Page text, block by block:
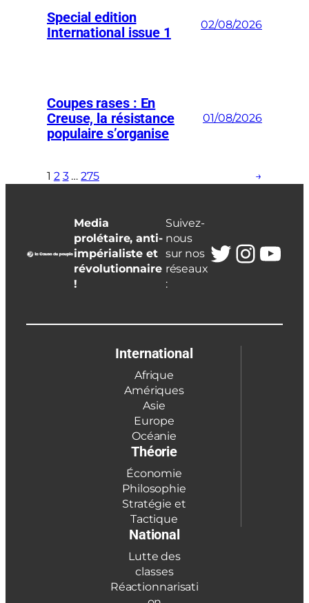
Special edition
International issue 1
02/08/2026
Coupes rases : En
Creuse, la résistance
populaire s’organise
01/08/2026
1 2 3 … 275 →
Media
prolétaire, anti-
impérialiste et
révolutionnaire
!
Suivez-
nous
sur nos
réseaux
:
Twitter
International
Afrique
Amériques
Asie
Europe
Océanie
Théorie
Économie
Philosophie
Stratégie et
Tactique
National
Lutte des
classes
Réactionnarisati